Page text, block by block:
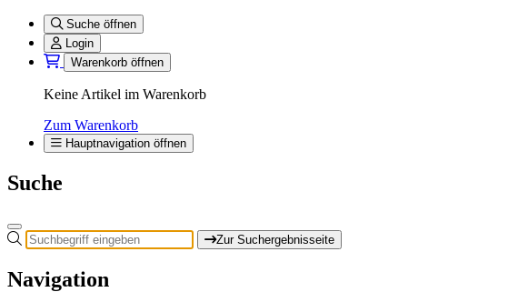
Suche öffnen
Login
Warenkorb öffnen
Keine Artikel im Warenkorb
Zum Warenkorb
Hauptnavigation öffnen
Suche
Zur Suchergebnisseite
Navigation